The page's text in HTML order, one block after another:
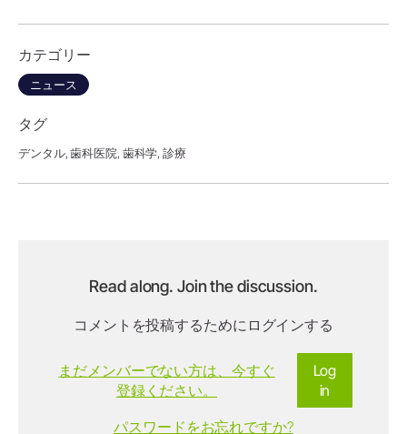
カテゴリー
ニュース
タグ
デンタル, 歯科医院, 歯科学, 診療
Read along. Join the discussion.
コメントを投稿するためにログインする
Log
in
まだメンバーでない方は、今すぐ
登録ください。
パスワードをお忘れですか?